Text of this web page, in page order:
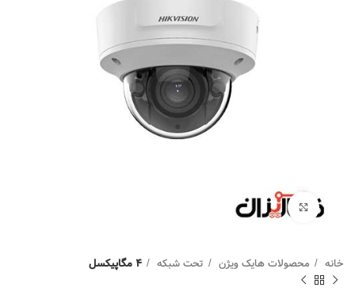
Click to enlarge
خانه محصولات هایک ویژن تحت شبکه 4 مگاپیکسل